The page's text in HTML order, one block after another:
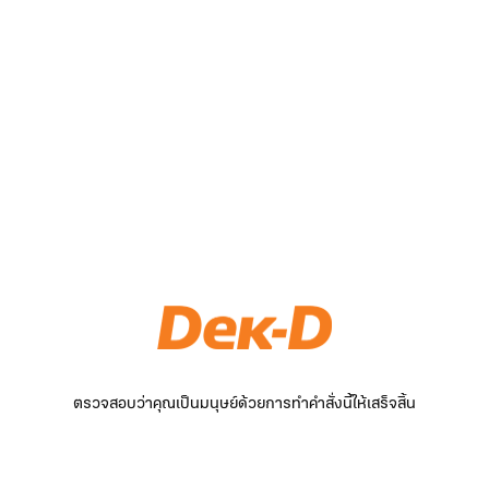
ตรวจสอบว่าคุณเป็นมนุษย์ด้วยการทำคำสั่งนี้ให้เสร็จสิ้น